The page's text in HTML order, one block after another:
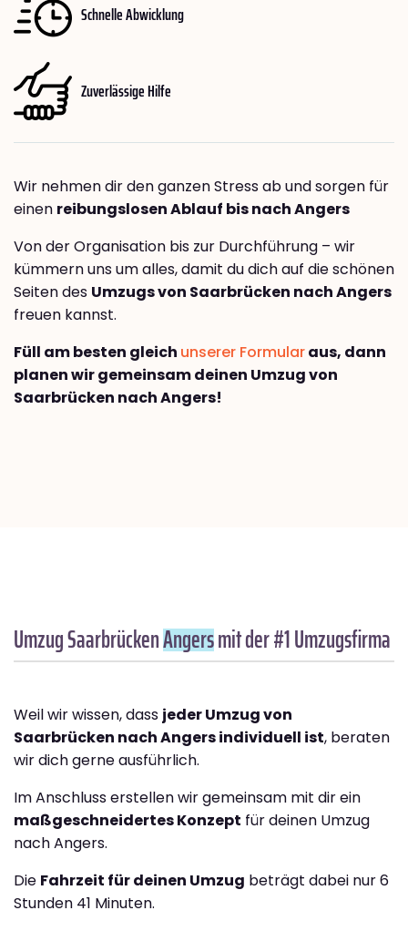
Schnelle Abwicklung
Zuverlässige Hilfe
Wir nehmen dir den ganzen Stress ab und sorgen für
einen reibungslosen Ablauf bis nach Angers
Von der Organisation bis zur Durchführung – wir
kümmern uns um alles, damit du dich auf die schönen
Seiten des Umzugs von Saarbrücken nach Angers
freuen kannst.
Füll am besten gleich unserer Formularaus, dann
planen wir gemeinsam deinen Umzug von
Saarbrücken nach Angers!
Umzug SaarbrückenAngersmit der #1 Umzugsfirma
Weil wir wissen, dass jeder Umzug von
Saarbrücken nach Angers individuell ist, beraten
wir dich gerne ausführlich.
Im Anschluss erstellen wir gemeinsam mit dir ein
maßgeschneidertes Konzept für deinen Umzug
nach Angers.
Die Fahrzeit für deinen Umzug beträgt dabei nur 6
Stunden 41 Minuten.